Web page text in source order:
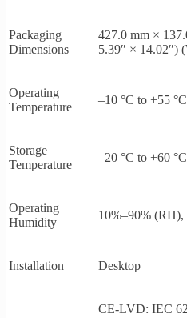
Packaging
Dimensions
427.0 mm ×
5.39″ × 14.02″)
Operating
Temperature
–10 °C to +55
Storage
Temperature
–20 °C to +60
Operating
Humidity
10%–90% (RH),
Installation Desktop
CE-LVD: IEC